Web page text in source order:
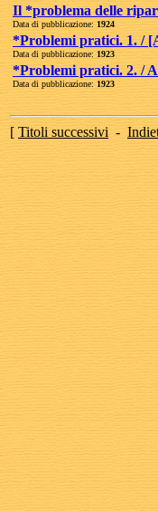
Il *problema delle
Data di pubblicazione: 1924
*Problemi pratici. 1. /
Data di pubblicazione: 1923
*Problemi pratici. 2. /
Data di pubblicazione: 1923
[ Titoli successivi -